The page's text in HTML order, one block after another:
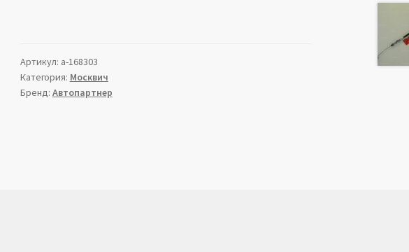
Артикул: a-168303
Категория: Москвич
Бренд: Автопартнер